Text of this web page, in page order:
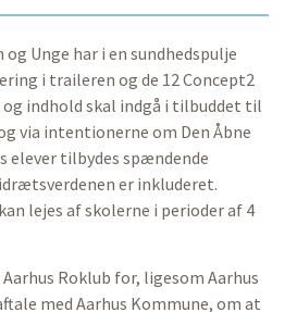
Unge har i en sundhedspulje
i traileren og de 12 Concept2
indhold skal indgå i tilbuddet til
via intentionerne om Den Åbne
elever tilbydes spændende
er inkluderet.
lejes af skolerne i perioder af 4
Roklub for, ligesom Aarhus
med Aarhus Kommune, om at